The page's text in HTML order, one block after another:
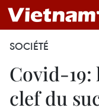
SOCIÉTÉ
Covid-
clef du